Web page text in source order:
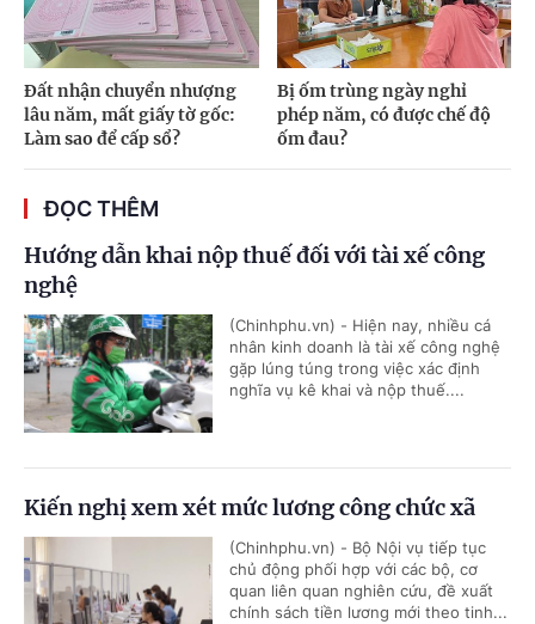
Đất nhận chuyển nhượng
lâu năm, mất giấy tờ gốc:
Làm sao để cấp sổ?
Bị ốm trùng ngày nghỉ
phép năm, có được chế độ
ốm đau?
ĐỌC THÊM
Hướng dẫn khai nộp thuế đối với tài xế công
nghệ
(Chinhphu.vn) - Hiện nay, nhiều cá
nhân kinh doanh là tài xế công nghệ
gặp lúng túng trong việc xác định
nghĩa vụ kê khai và nộp thuế....
Kiến nghị xem xét mức lương công chức xã
(Chinhphu.vn) - Bộ Nội vụ tiếp tục
chủ động phối hợp với các bộ, cơ
quan liên quan nghiên cứu, đề xuất
chính sách tiền lương mới theo tinh...